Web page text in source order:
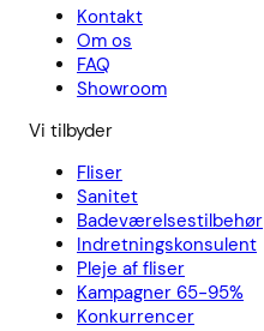
Kontakt
Om os
FAQ
Showroom
Vi tilbyder
Fliser
Sanitet
Badeværelsestilbehør
Indretningskonsulent
Pleje af fliser
Kampagner 65-95%
Konkurrencer